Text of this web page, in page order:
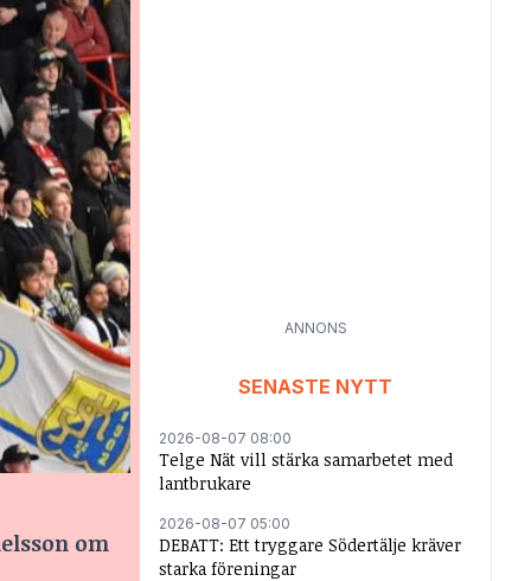
om
ANNONS
SENASTE NYTT
2026-08-07 08:00
Telge Nät vill stärka samarbetet med
lantbrukare
2026-08-07 05:00
DEBATT: Ett tryggare Södertälje kräver
starka föreningar